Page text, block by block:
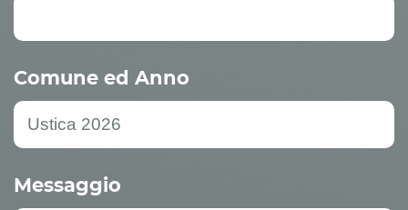
Comune ed Anno
Messaggio